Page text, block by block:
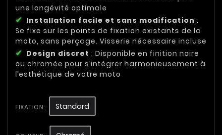
une longévité optimale
Installation facile et sans modification :
Se fixe sur les points de fixation existants de la
moto, sans perçage. Visserie nécessaire incluse
Design discret : Disponible en finition noire
ou chromée pour s’intégrer harmonieusement à
l’esthétique de votre moto
FIXATION : Standard